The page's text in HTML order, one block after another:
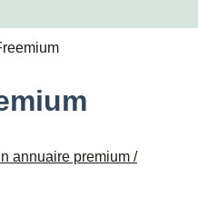
annuaire premium /